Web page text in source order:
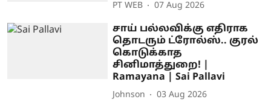
PT WEB 07 Aug 2026
சாய் பல்லவிக்கு எதிராக
தொடரும் ட்ரோல்ஸ்.. குரல்
கொடுக்காத
சினிமாத்துறை! |
Ramayana | Sai Pallavi
Johnson 03 Aug 2026